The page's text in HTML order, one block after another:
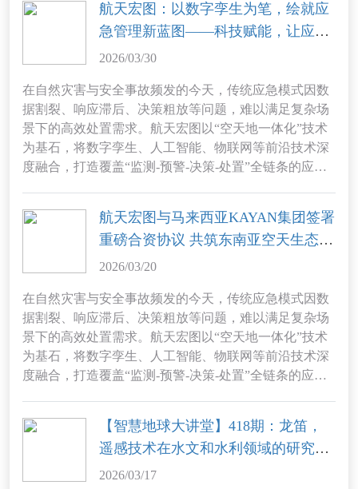
表团、科技企业代表共同出席仪式，见证这一重要时
航天宏图：以数字孪生为笔，绘就应
急管理新蓝图——科技赋能，让应急
响应快人一步、救援决策精准高效
2026/03/30
在自然灾害与安全事故频发的今天，传统应急模式因数
据割裂、响应滞后、决策粗放等问题，难以满足复杂场
景下的高效处置需求。航天宏图以“空天地一体化”技术
为基石，将数字孪生、人工智能、物联网等前沿技术深
度融合，打造覆盖“监测-预警-决策-处置”全链条的应急
航天宏图与马来西亚KAYAN集团签署
重磅合资协议 共筑东南亚空天生态与
碳汇数字新基建
2026/03/20
在自然灾害与安全事故频发的今天，传统应急模式因数
据割裂、响应滞后、决策粗放等问题，难以满足复杂场
景下的高效处置需求。航天宏图以“空天地一体化”技术
为基石，将数字孪生、人工智能、物联网等前沿技术深
度融合，打造覆盖“监测-预警-决策-处置”全链条的应急
【智慧地球大讲堂】418期：龙笛，
遥感技术在水文和水利领域的研究及
应用
2026/03/17